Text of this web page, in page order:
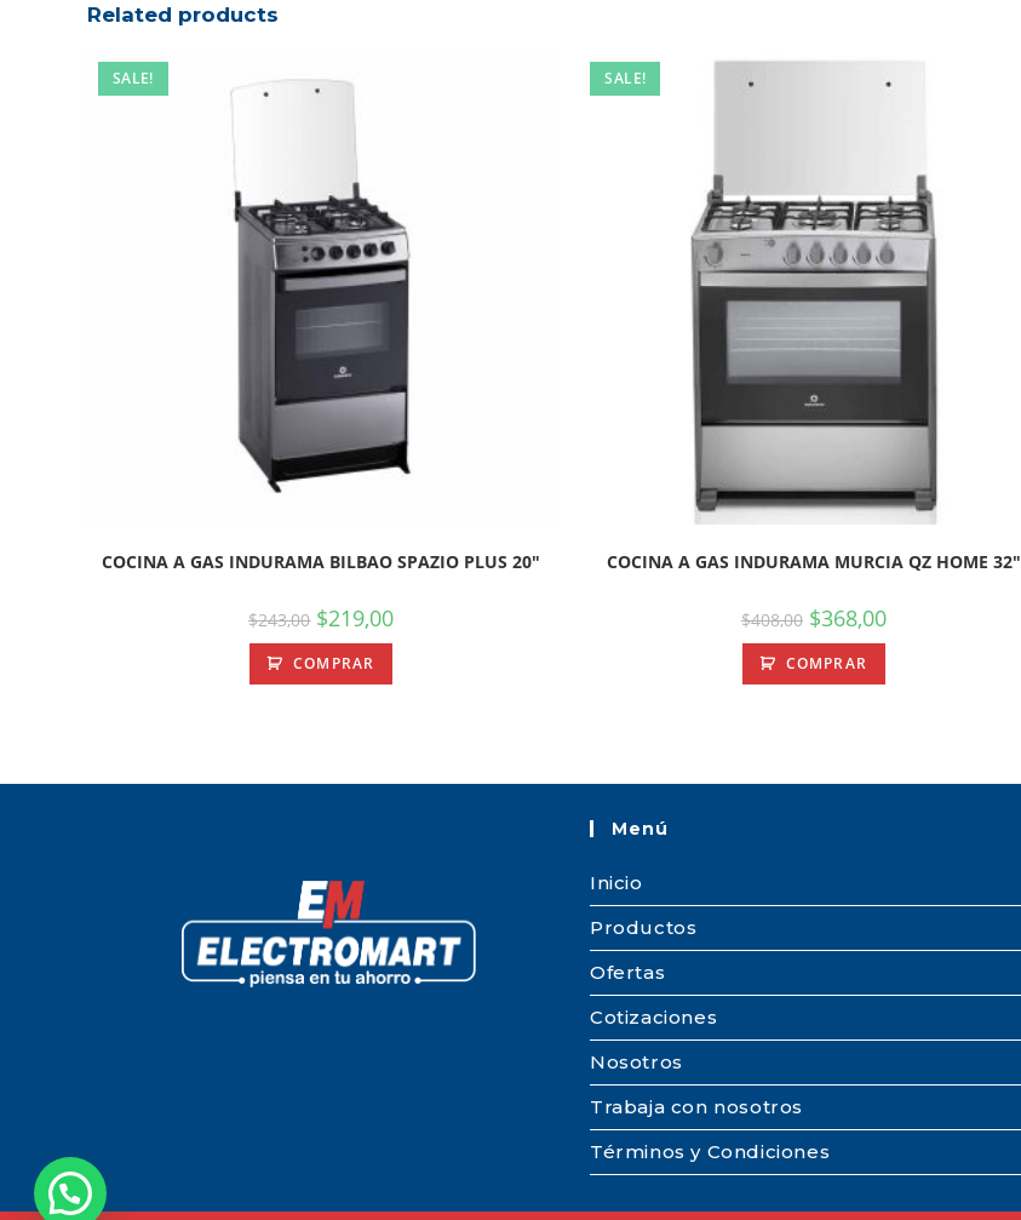
Related products
SALE!
COCINA A GAS INDURAMA BILBAO SPAZIO PLUS 20″
$243,00 $219,00
COMPRAR
SALE!
COCINA A GAS INDURAMA MURCIA QZ HOME 32″
$408,00 $368,00
COMPRAR
Menú
Inicio
Productos
Ofertas
Cotizaciones
Nosotros
Trabaja con nosotros
Términos y Condiciones